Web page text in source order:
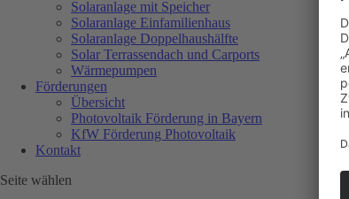
Solaranlage mit Speicher
Solaranlage Einfamilienhaus
Solaranlage Doppelhaushälfte
Solar Terrassendach und Carports
Wärmepumpen
Förderungen
Übersicht
Photovoltaik Förderung in Bayern
KfW Förderung Photovoltaik
Kontakt
Seite wählen